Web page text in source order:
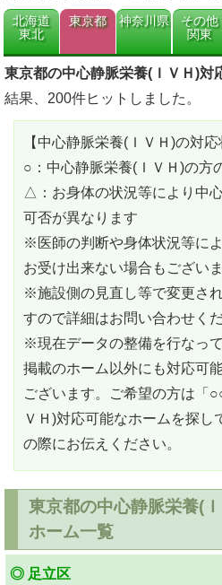
北海道
東北
東京都 神奈川県
その他
関東
東京都の中心静脈栄養(ＩＶＨ)対
結果、200件ヒットしました。
【中心静脈栄養(ＩＶＨ)の対応
○：中心静脈栄養(ＩＶＨ)の方
△：お身体の状況等により中
可否が異なります
※医師の判断や身体状況等に
お受け出来ない場合もございま
※施設側の見直し等で変更さ
すので詳細はお問い合わせくだ
※現在データの整備を行なっ
掲載のホーム以外にも対応可
ございます。ご希望の方は「
ＶＨ)対応可能なホームを探し
の際にお伝えください。
東京都の中心静脈栄養(
ホーム一覧
◎ 足立区